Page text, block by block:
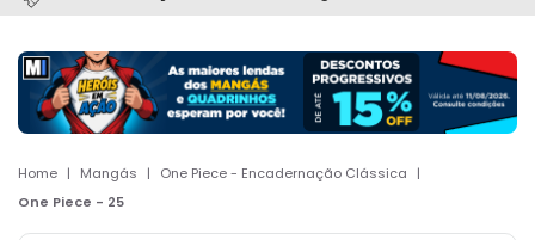
Home | Mangás | One Piece - Encadernação Clássica
|
One Piece - 25